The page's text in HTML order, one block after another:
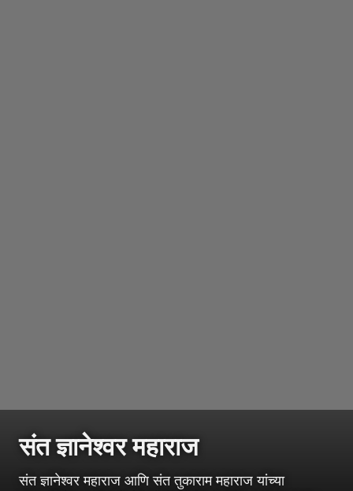
संत ज्ञानेश्वर महाराज
संत ज्ञानेश्वर महाराज आणि संत तुकाराम महाराज यांच्या